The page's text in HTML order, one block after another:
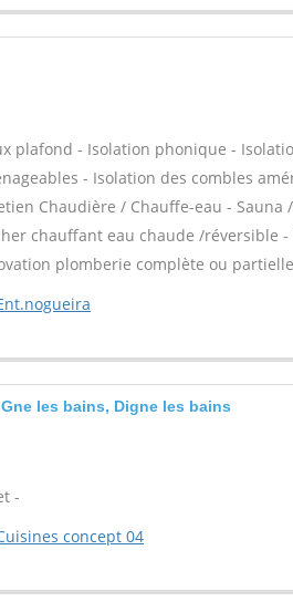
plafond - Isolation phonique -
- Isolation des combles
Chaudière / Chauffe-eau - Sauna
chauffant eau chaude /réversible
plomberie complète ou
les bains, Digne les bains
-
concept 04